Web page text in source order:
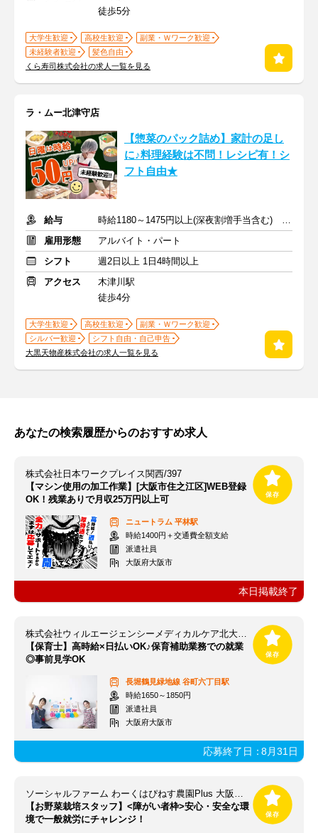
徒歩5分
大学生歓迎 高校生歓迎
副業・Ｗワーク歓迎
未経験者歓迎
髪色自由
くら寿司株式会社の求人一覧を見る
ラ・ムー北津守店
【惣菜のパック詰め】家計の足し
に♪料理経験は不問！レシピ有！シ
フト自由★
給与
時給1180～1475円以上(深夜割増手当含む) ※日曜日は時給＋50円
雇用形態
アルバイト・パート
シフト
週2日以上 1日4時間以上
アクセス
木津川駅
徒歩4分
大学生歓迎 高校生歓迎
副業・Ｗワーク歓迎
シルバー歓迎
シフト自由・自己申告
大黒天物産株式会社の求人一覧を見る
あなたの検索履歴からのおすすめ求人
株式会社日本ワークプレイス関西/397
【マシン使用の加工作業】[大阪市住之江区]WEB登録
OK！残業ありで月収25万円以上可
ニュートラム 平林駅
時給1400円＋交通費全額支給
派遣社員
大阪府大阪市
本日掲載終了
株式会社ウィルエージェンシーメディカルケア北大阪支店
【保育士】高時給×日払いOK♪保育補助業務での就業
◎事前見学OK
長堀鶴見緑地線 谷町六丁目駅
時給1650～1850円
派遣社員
大阪府大阪市
応募終了日：8月31日
ソーシャルファーム わーくはぴねす農園Plus 大阪第3【求人番号13666】
【お野菜栽培スタッフ】<障がい者枠>安心・安全な環
境で一般就労にチャレンジ！